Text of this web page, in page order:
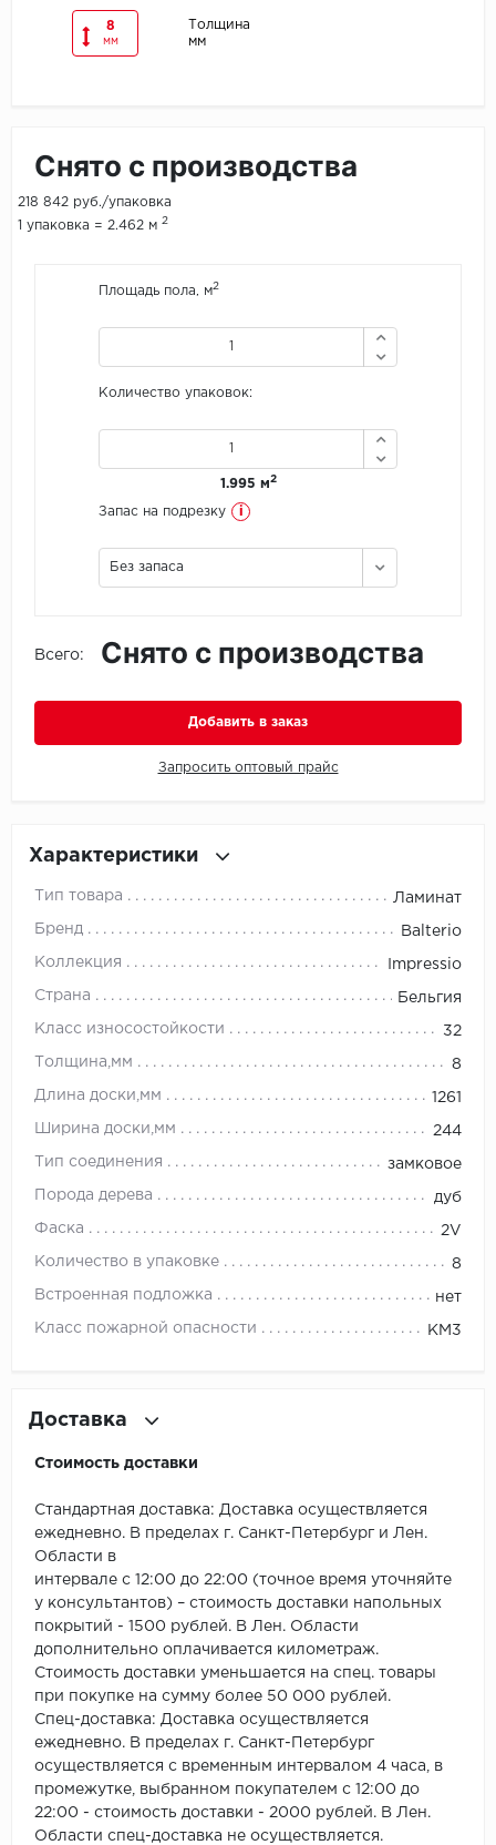
Jinan PDM
LG Decotile
Lucky Floor
Made in Belgium
Next Step
Novafloor
Primavera
ROYCE
SPC
SPC Kronostep
SPC Promo
SPC Stronghold
TANTO
Tarkett
8
мм
Толщина
мм
Снято с производства
218 842 руб./упаковка
1 упаковка = 2.462 м 2
Площадь пола, м2
Количество упаковок:
1.995 м2
Запас на подрезку i
Без запаса
Всего: Снято с производства
Добавить в заказ
Запросить оптовый прайс
Характеристики
Тип товара Ламинат
Бренд Balterio
Коллекция Impressio
Страна Бельгия
Класс износостойкости 32
Толщина,мм 8
Длина доски,мм 1261
Ширина доски,мм 244
Тип соединения замковое
Порода дерева дуб
Фаска 2V
Количество в упаковке 8
Встроенная подложка нет
Класс пожарной опасности КМ3
Доставка
Стоимость доставки
Стандартная доставка: Доставка осуществляется
ежедневно. В пределах г. Санкт-Петербург и Лен.
Области в
интервале с 12:00 до 22:00 (точное время уточняйте
у консультантов) – стоимость доставки напольных
покрытий - 1500 рублей. В Лен. Области
дополнительно оплачивается километраж.
Стоимость доставки уменьшается на спец. товары
при покупке на сумму более 50 000 рублей.
Спец-доставка: Доставка осуществляется
ежедневно. В пределах г. Санкт-Петербург
осуществляется с временным интервалом 4 часа, в
промежутке, выбранном покупателем с 12:00 до
22:00 - стоимость доставки - 2000 рублей. В Лен.
Области спец-доставка не осуществляется.